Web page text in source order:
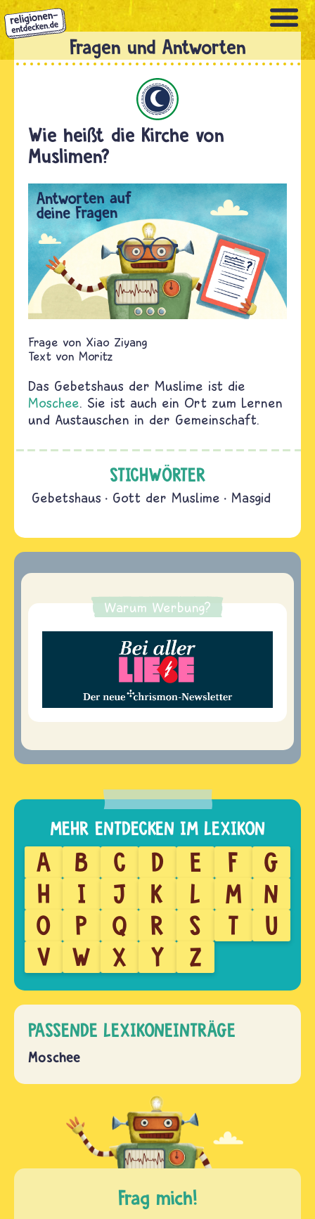
Direkt
zum
Inhalt
Wie heißt die Kirche von
Muslimen?
Xiao Ziyang
Text von Moritz
Das Gebetshaus der Muslime ist die
Moschee. Sie ist auch ein Ort zum Lernen
und Austauschen in der Gemeinschaft.
STICHWÖRTER
Gebetshaus Gott der Muslime Masgid
Warum Werbung?
A B C D E F
G
H
I J K L M
N
O
P Q R S T
U
V
W X Y Z
PASSENDE LEXIKONEINTRÄGE
Moschee
Frag mich!